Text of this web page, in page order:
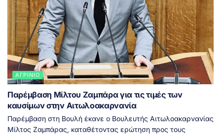
ΑΓΡΊΝΙΟ
Παρέμβαση Μίλτου Ζαμπάρα για τις τιμές των
καυσίμων στην Αιτωλοακαρνανία
Παρέμβαση στη Βουλή έκανε ο Βουλευτής Αιτωλοακαρνανίας
Μίλτος Ζαμπάρας, καταθέτοντας ερώτηση προς τους